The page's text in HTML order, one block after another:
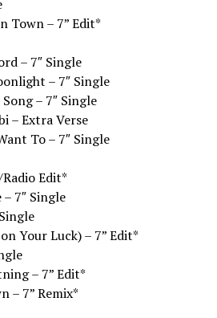
Town – 7” Edit*
– 7″ Single
– 7″ Single
– 7″ Single
– Extra Verse
To – 7″ Single
Radio Edit*
7″ Single
Your Luck) – 7” Edit*
– 7” Edit*
– 7” Remix*